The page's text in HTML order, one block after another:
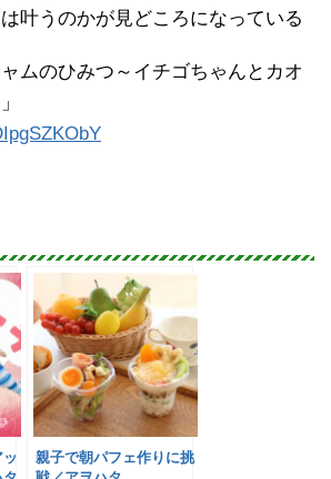
叶うのかが見どころになっている
ムのひみつ～イチゴちゃんとカオ
親子で朝パフェ作りに挑